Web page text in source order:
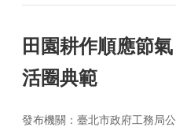
田園耕作順應節
活圈典範
發布機關：臺北市政府工務局